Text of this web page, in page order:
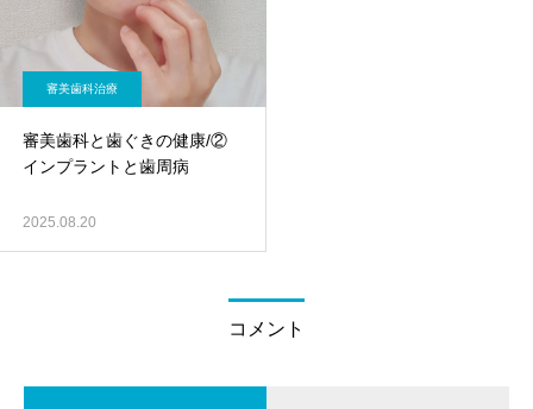
審美歯科治療
審美歯科と歯ぐきの健康/②
インプラントと歯周病
2025.08.20
コメント